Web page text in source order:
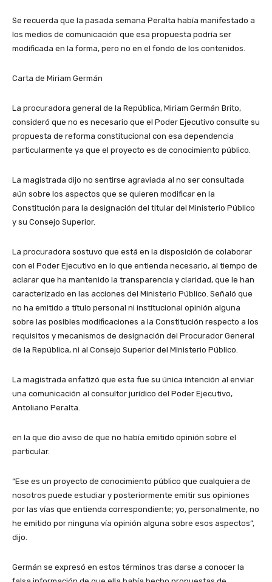
Se recuerda que la pasada semana Peralta había manifestado a
los medios de comunicación que esa propuesta podría ser
modificada en la forma, pero no en el fondo de los contenidos.
Carta de Miriam Germán
La procuradora general de la República, Miriam Germán Brito,
consideró que no es necesario que el Poder Ejecutivo consulte su
propuesta de reforma constitucional con esa dependencia
particularmente ya que el proyecto es de conocimiento público.
La magistrada dijo no sentirse agraviada al no ser consultada
aún sobre los aspectos que se quieren modificar en la
Constitución para la designación del titular del Ministerio Público
y su Consejo Superior.
La procuradora sostuvo que está en la disposición de colaborar
con el Poder Ejecutivo en lo que entienda necesario, al tiempo de
aclarar que ha mantenido la transparencia y claridad, que le han
caracterizado en las acciones del Ministerio Público. Señaló que
no ha emitido a título personal ni institucional opinión alguna
sobre las posibles modificaciones a la Constitución respecto a los
requisitos y mecanismos de designación del Procurador General
de la República, ni al Consejo Superior del Ministerio Público.
La magistrada enfatizó que esta fue su única intención al enviar
una comunicación al consultor jurídico del Poder Ejecutivo,
Antoliano Peralta.
en la que dio aviso de que no había emitido opinión sobre el
particular.
“Ese es un proyecto de conocimiento público que cualquiera de
nosotros puede estudiar y posteriormente emitir sus opiniones
por las vías que entienda correspondiente; yo, personalmente, no
he emitido por ninguna vía opinión alguna sobre esos aspectos”,
dijo.
Germán se expresó en estos términos tras darse a conocer la